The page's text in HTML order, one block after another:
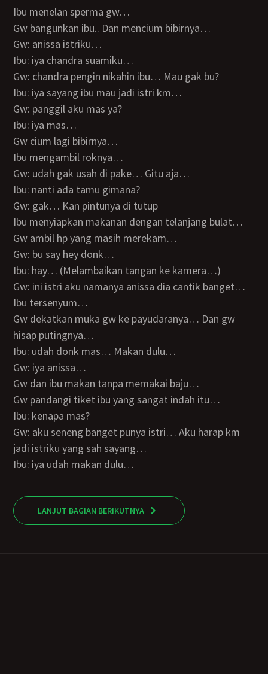
Ibu menelan sperma gw…
Gw bangunkan ibu.. Dan mencium bibirnya…
Gw: anissa istriku…
Ibu: iya chandra suamiku…
Gw: chandra pengin nikahin ibu… Mau gak bu?
Ibu: iya sayang ibu mau jadi istri km…
Gw: panggil aku mas ya?
Ibu: iya mas…
Gw cium lagi bibirnya…
Ibu mengambil roknya…
Gw: udah gak usah di pake… Gitu aja…
Ibu: nanti ada tamu gimana?
Gw: gak… Kan pintunya di tutup
Ibu menyiapkan makanan dengan telanjang bulat…
Gw ambil hp yang masih merekam…
Gw: bu say hey donk…
Ibu: hay… (Melambaikan tangan ke kamera…)
Gw: ini istri aku namanya anissa dia cantik banget…
Ibu tersenyum…
Gw dekatkan muka gw ke payudaranya… Dan gw
hisap putingnya…
Ibu: udah donk mas… Makan dulu…
Gw: iya anissa…
Gw dan ibu makan tanpa memakai baju…
Gw pandangi tiket ibu yang sangat indah itu…
Ibu: kenapa mas?
Gw: aku seneng banget punya istri… Aku harap km
jadi istriku yang sah sayang…
Ibu: iya udah makan dulu…
LANJUT BAGIAN BERIKUTNYA